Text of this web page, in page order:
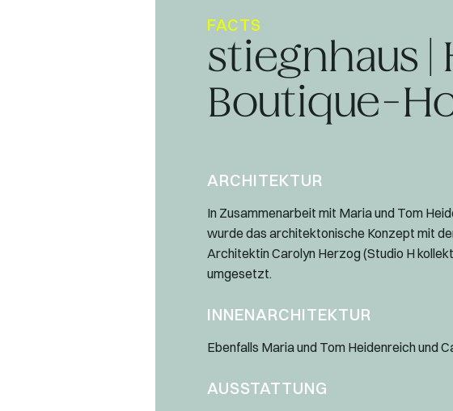
FACTS
stiegnhaus
Boutique-
ARCHITEKTUR
In Zusammenarbeit mit Maria und Tom
wurde das architektonische Konzept mit
Architektin Carolyn Herzog (Studio H
umgesetzt.
INNENARCHITEKTUR
Ebenfalls Maria und Tom Heidenreich und
AUSSTATTUNG